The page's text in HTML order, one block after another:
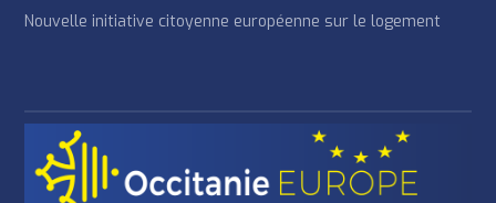
Nouvelle initiative citoyenne européenne sur le logement